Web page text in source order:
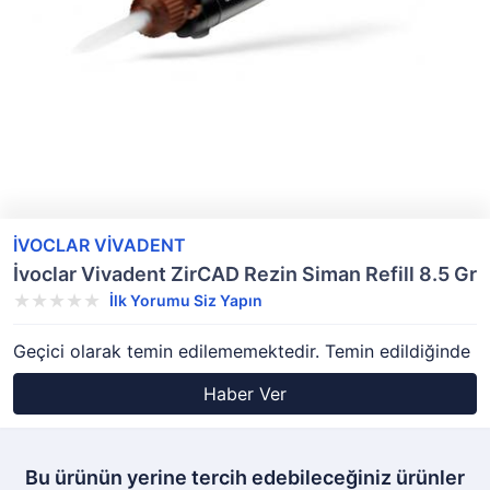
İVOCLAR VİVADENT
İvoclar Vivadent ZirCAD Rezin Siman Refill 8.5 Gr
İlk Yorumu Siz Yapın
Geçici olarak temin edilememektedir. Temin edildiğinde
Haber Ver
Bu ürünün yerine tercih edebileceğiniz ürünler